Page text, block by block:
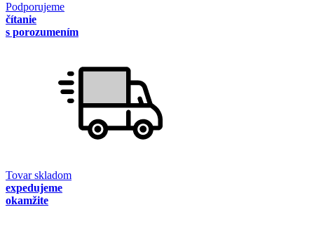
Podporujeme
čítanie
s porozumením
Tovar skladom
expedujeme
okamžite